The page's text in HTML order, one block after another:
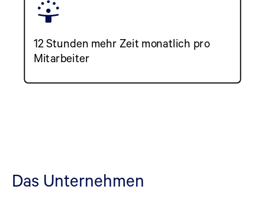
12 Stunden mehr Zeit monatlich pro
Mitarbeiter
Das Unternehmen